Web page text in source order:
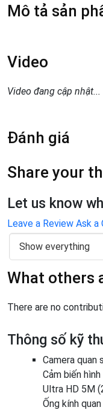
Mô tả sản
Video
Video đang cập nhật...
Đánh giá
Share your
Let us know
Leave a Review Ask a
What others
There are no
Thông số kỹ
Camera quan
Cảm biến
Ultra HD 5M
Ống kính